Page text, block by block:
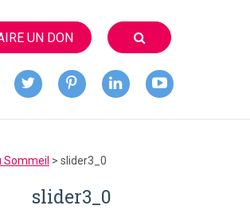
UN DON
du
Sommeil
Sommeil > slider3_0
slider3_0